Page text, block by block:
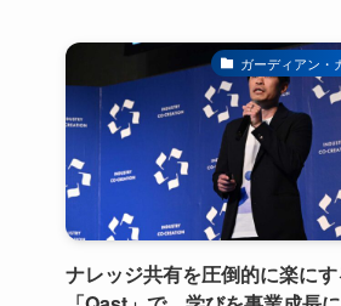
ガーディアン・
ナレッジ共有を圧倒的に楽に